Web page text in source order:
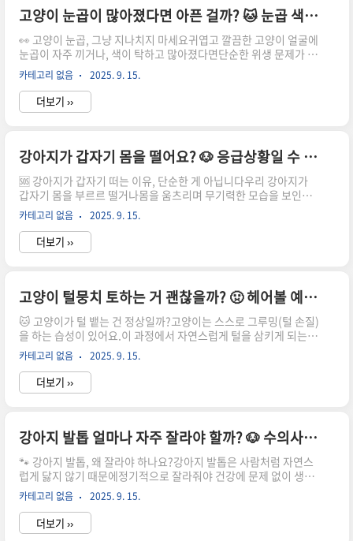
위한 핵심 정보, 지금부터 시작해볼게요! 😊⏰ 중성화 수술, 언제 해
야 하나요?중성화 시기의 선택은 아이의 건강과 성격 형성에 영향
을 줍니다.정확한 시기를 파악하기 위해 아래 기..
고양이 눈곱이 많아졌다면 아픈 걸까? 🐱 눈곱 색·양·위치별 건강 신호 완벽 가이드
👀 고양이 눈곱, 그냥 지나치지 마세요귀엽고 깔끔한 고양이 얼굴에
눈곱이 자주 끼거나, 색이 탁하고 많아졌다면단순한 위생 문제가 아
닌 건강의 이상 신호일 수 있습니다.특히 눈곱의 색·양·형태·위치
에 따라숨겨진 질병을 조기 발견할 수 있으니꼼꼼한 관찰이 필수!🧼
고양이 눈곱의 정상 상태는?고양이도 사람처럼 자고 일어나면조금
의 눈곱이 생길 수 있어요.✅ 투명하거나 회백색의 소량 눈곱✅ 매일
🚨 비정상적인 눈곱, 이렇게 구별하세요🟤 갈색 또는 붉은색 눈곱가
능성: 눈물 산화, 눈물관 막힘, 안검염특징: 주로 눈 아래 방향으로
흘러나옴주의: 피부 착색, 눈물 자국 발생🟢 노란색..
카테고리 없음 2025. 9. 15.
더보기 ››
강아지가 갑자기 몸을 떨어요? 🐶 응급상황일 수 있는 원인과 즉각 대처법 총정리
🆘 강아지가 갑자기 떠는 이유, 단순한 게 아닙니다우리 강아지가
갑자기 몸을 부르르 떨거나몸을 움츠리며 무기력한 모습을 보인다
면,“춥나?” 하고 생각하기 쉽지만⚠️ 그 떨림이 응급상황의 전조일
수 있습니다.특히 평소와 다른 행동이 동반된다면절대 가볍게 넘기
면 안 돼요!📋 강아지 떨림, 원인별로 이렇게 다릅니다🥶 1. 단순
‘추위’에 의한 떨림실내온도 낮거나, 산책 후 체온 저하털이 짧은 단
혼자 있을 때, 낯선 장소, 큰 소음(천둥·불꽃놀이 등)하품, 입맛 다
시기, 귀 뒤로 젖히기 동반👉 안정을 위한 조용한 공간 제공 + 향기
요법(아로마 등)👉 장기적으로는 행..
카테고리 없음 2025. 9. 15.
더보기 ››
고양이 털뭉치 토하는 거 괜찮을까? 🤢 헤어볼 예방과 관리 방법 완벽 가이드
🐱 고양이가 털 뱉는 건 정상일까?고양이는 스스로 그루밍(털 손질)
을 하는 습성이 있어요.이 과정에서 자연스럽게 털을 삼키게 되는
데,쌓인 털이 위장에서 뭉쳐지면 **‘헤어볼’**이 됩니다.가끔 털뭉
치를 토하는 건 자연스러운 일이지만,📛 토하는 횟수가 잦아지면 위
험 신호일 수 있어요!🚨 너무 자주 토하면?위장 자극 → 식욕 저하
장폐색 가능성심하면 수술적 제거 필요👉 헤어볼은 예방이 최선입
이 늘어나 헤어볼 위험 증가🧶 2. 계절적 털갈이봄, 가을철 환절기
에는털 빠짐이 급격히 증가→ 그루밍 시 더 많은 털 섭취🧶 3. 장운
동 저하노령묘, 활동량 부족 고양이는장운동이..
카테고리 없음 2025. 9. 15.
더보기 ››
강아지 발톱 얼마나 자주 잘라야 할까? 🐶 수의사가 알려주는 발톱 자르는 주기와 안전한 방법 총정리
🐾 강아지 발톱, 왜 잘라야 하나요?강아지 발톱은 사람처럼 자연스
럽게 닳지 않기 때문에정기적으로 잘라줘야 건강에 문제 없이 생활
할 수 있어요.특히 산책을 자주 하지 않거나,실내생활이 많은 반려
견일수록 발톱이 길게 자라서✅ 관절에 무리✅ 발가락 변형✅ 발바
닥 통증✅ 발톱이 살을 찌르는 ‘내향성 발톱’같은 문제가 생기기 쉽
습니다.🙅 발톱을 너무 오랫동안 안 자르면,강아지가 걷는 걸 꺼려
카테고리 없음 2025. 9. 15.
더보기 ››